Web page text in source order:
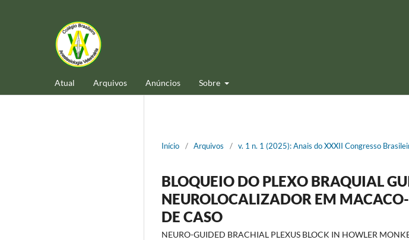
Atual Arquivos Anúncios Sobre
Início / Arquivos / v. 1 n. 1 (2025): Anais do XXXII Congresso
BLOQUEIO DO PLEXO BRAQUIAL
NEUROLOCALIZADOR EM
DE CASO
NEURO-GUIDED BRACHIAL PLEXUS BLOCK IN HOWLER